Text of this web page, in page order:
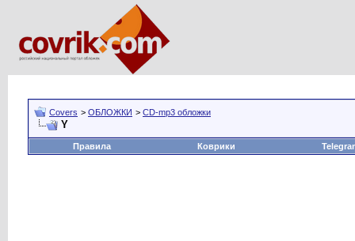
Covers > ОБЛОЖКИ > CD-mp3 обложки
Y
Правила Коврики